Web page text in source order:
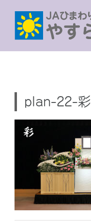
content
plan-22-彩